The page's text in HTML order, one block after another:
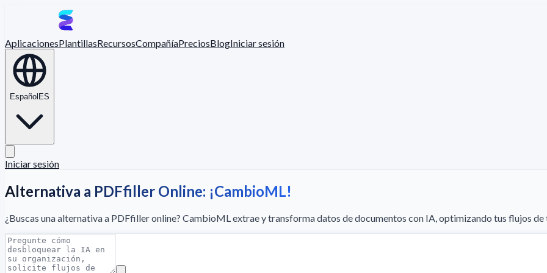
AplicacionesPlantillasRecursosCompañíaPreciosBlogIniciar sesión
Español ES
Iniciar sesión
Alternativa a PDFfiller Online: ¡CambioML!
¿Buscas una alternativa a PDFfiller online? CambioML extrae y transforma datos de documentos con IA, optimizando tus flujos